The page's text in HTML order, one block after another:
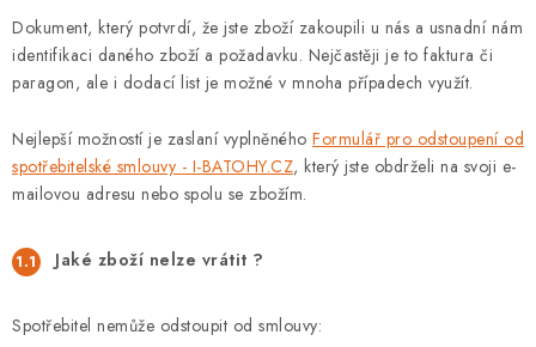
Dokument, který potvrdí, že jste zboží zakoupili u nás a usnadní nám
identifikaci daného zboží a požadavku. Nejčastěji je to faktura či
paragon, ale i dodací list je možné v mnoha případech využít.
Nejlepší možností je zaslaní vyplněného Formulář pro odstoupení od
spotřebitelské smlouvy - I-BATOHY.CZ, který jste obdrželi na svoji e-
mailovou adresu nebo spolu se zbožím.
Jaké zboží nelze vrátit ?
Spotřebitel nemůže odstoupit od smlouvy: